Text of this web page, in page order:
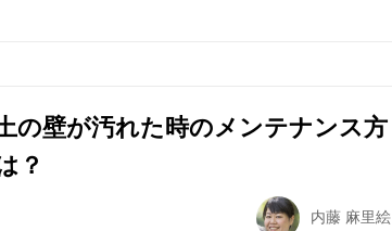
の壁が汚れた時のメンテナンス方
？
内藤 麻里絵